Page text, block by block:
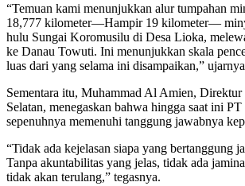
“Temuan kami menunjukkan alur tumpahan
18,777 kilometer—Hampir 19 kilometer—
hulu Sungai Koromusilu di Desa Lioka,
ke Danau Towuti. Ini menunjukkan skala
luas dari yang selama ini disampaikan,”
Sementara itu, Muhammad Al Amien,
Selatan, menegaskan bahwa hingga saat ini
sepenuhnya memenuhi tanggung jawabnya
“Tidak ada kejelasan siapa yang bertanggung
Tanpa akuntabilitas yang jelas, tidak ada
tidak akan terulang,” tegasnya.